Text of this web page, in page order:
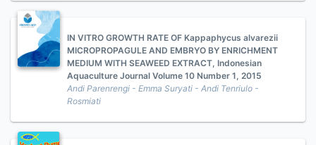
IN VITRO GROWTH RATE OF Kappaphycus alvarezii
MICROPROPAGULE AND EMBRYO BY ENRICHMENT
MEDIUM WITH SEAWEED EXTRACT, Indonesian
Aquaculture Journal Volume 10 Number 1, 2015
Andi Parenrengi - Emma Suryati - Andi Tenriulo -
Rosmiati